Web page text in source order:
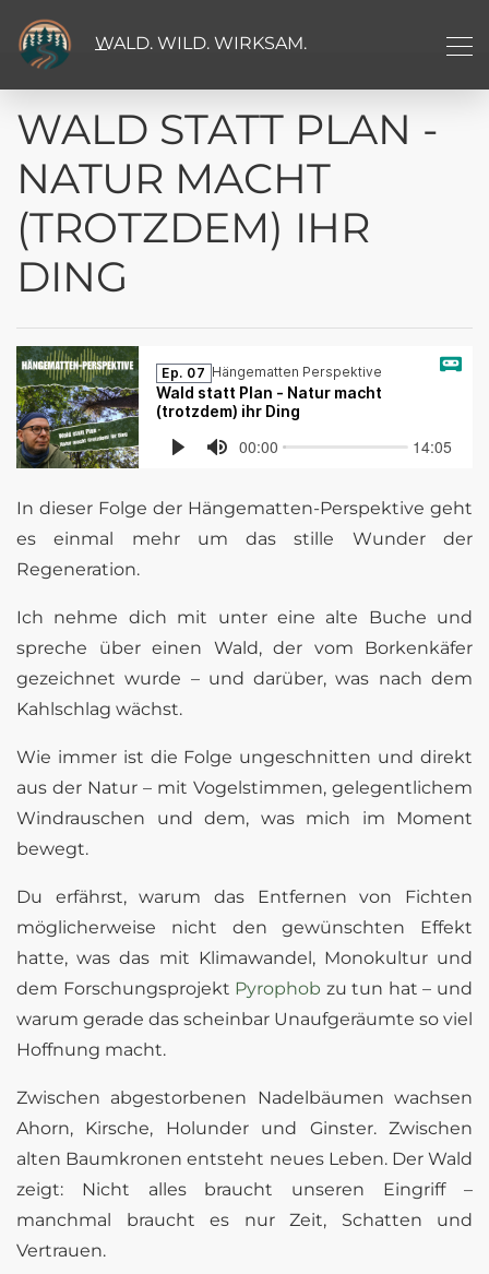
WALD. WILD. WIRKSAM.
WALD STATT PLAN -
NATUR MACHT
(TROTZDEM) IHR
DING
In dieser Folge der Hängematten-Perspektive geht
es einmal mehr um das stille Wunder der
Regeneration.
Ich nehme dich mit unter eine alte Buche und
spreche über einen Wald, der vom Borkenkäfer
gezeichnet wurde – und darüber, was nach dem
Kahlschlag wächst.
Wie immer ist die Folge ungeschnitten und direkt
aus der Natur – mit Vogelstimmen, gelegentlichem
Windrauschen und dem, was mich im Moment
bewegt.
Du erfährst, warum das Entfernen von Fichten
möglicherweise nicht den gewünschten Effekt
hatte, was das mit Klimawandel, Monokultur und
dem Forschungsprojekt Pyrophob zu tun hat – und
warum gerade das scheinbar Unaufgeräumte so viel
Hoffnung macht.
Zwischen abgestorbenen Nadelbäumen wachsen
Ahorn, Kirsche, Holunder und Ginster. Zwischen
alten Baumkronen entsteht neues Leben. Der Wald
zeigt: Nicht alles braucht unseren Eingriff –
manchmal braucht es nur Zeit, Schatten und
Vertrauen.